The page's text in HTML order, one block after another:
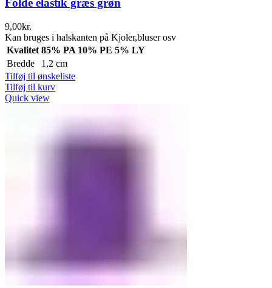
Folde elastik græs grøn
9,00kr.
Kan bruges i halskanten på Kjoler,bluser osv
Kvalitet 85% PA 10% PE 5% LY
Bredde
1,2 cm
Tilføj til ønskeliste
Tilføj til kurv
Quick view